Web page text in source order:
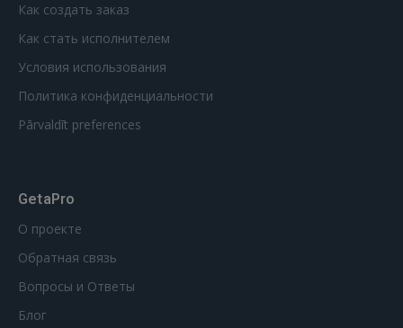
Как создать заказ
Как стать исполнителем
Условия использования
Политика конфиденциальности
Pārvaldīt preferences
GetaPro
О проекте
Обратная связь
Вопросы и Ответы
Блог